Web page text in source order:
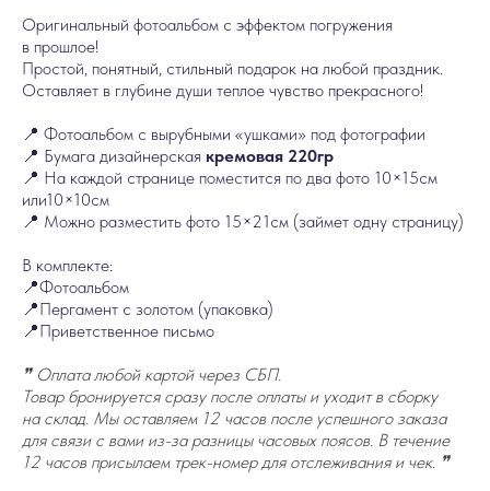
Оригинальный фотоальбом с эффектом погружения
в прошлое!
Простой, понятный, стильный подарок на любой праздник.
Оставляет в глубине души теплое чувство прекрасного!
📍 Фотоальбом с вырубными «ушками» под фотографии
📍 Бумага дизайнерская кремовая 220гр
📍 На каждой странице поместится по два фото 10×15см
или10×10см
📍 Можно разместить фото 15×21см (займет одну страницу)
В комплекте:
📍Фотоальбом
📍Пергамент с золотом (упаковка)
📍Приветственное письмо
❞ Оплата любой картой через СБП.
Товар бронируется сразу после оплаты и уходит в сборку
на склад. Мы оставляем 12 часов после успешного заказа
для связи с вами из-за разницы часовых поясов. В течение
12 часов присылаем трек-номер для отслеживания и чек. ❞